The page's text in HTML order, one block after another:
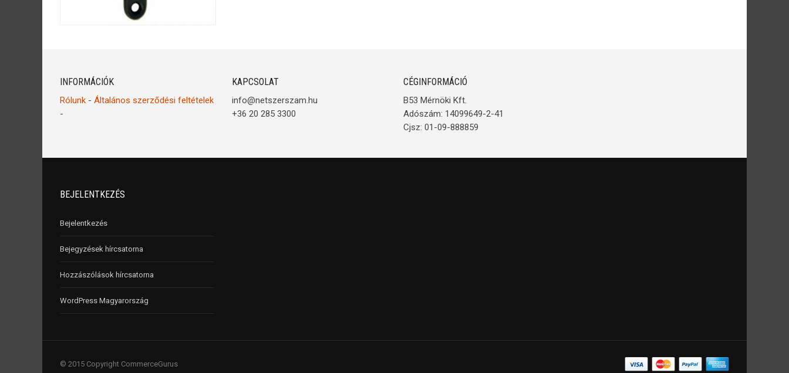
INFORMÁCIÓK
Rólunk - Általános szerződési feltételek
-
KAPCSOLAT
info@netszerszam.hu
+36 20 285 3300
CÉGINFORMÁCIÓ
B53 Mérnöki Kft.
Adószám: 14099649-2-41
Cjsz: 01-09-888859
BEJELENTKEZÉS
Bejelentkezés
Bejegyzések hírcsatorna
Hozzászólások hírcsatorna
WordPress Magyarország
© 2015 Copyright CommerceGurus